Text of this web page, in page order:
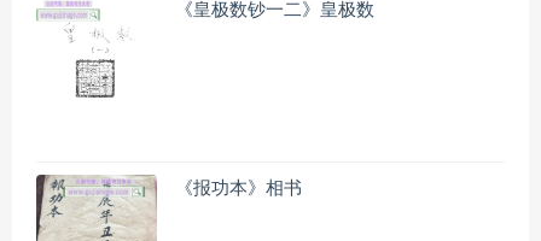
《皇极数钞一二》皇极数
《报功本》相书